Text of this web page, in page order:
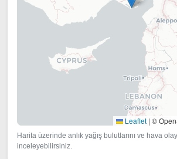
Leaflet | ©
Harita üzerinde anlık yağış bulutlarını ve hava
inceleyebilirsiniz.